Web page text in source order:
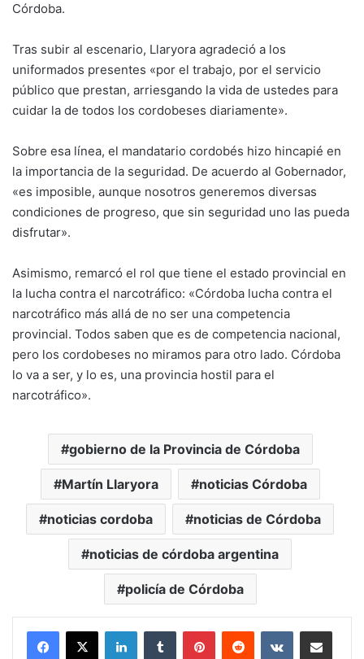
Córdoba.
Tras subir al escenario, Llaryora agradeció a los
uniformados presentes «por el trabajo, por el servicio
público que prestan, arriesgando la vida de ustedes para
cuidar la de todos los cordobeses diariamente».
Sobre esa línea, el mandatario cordobés hizo hincapié en
la importancia de la seguridad. De acuerdo al Gobernador,
«es imposible, aunque nosotros generemos diversas
condiciones de progreso, que sin seguridad uno las pueda
disfrutar».
Asimismo, remarcó el rol que tiene el estado provincial en
la lucha contra el narcotráfico: «Córdoba lucha contra el
narcotráfico más allá de no ser una competencia
provincial. Todos saben que es de competencia nacional,
pero los cordobeses no miramos para otro lado. Córdoba
lo va a ser, y lo es, una provincia hostil para el
narcotráfico».
gobierno de la Provincia de Córdoba
Martín Llaryora noticias Córdoba
noticias cordoba noticias de Córdoba
noticias de córdoba argentina
policía de Córdoba
LinkedInTumblr PinterestReddit VKontakteCompartir por mail